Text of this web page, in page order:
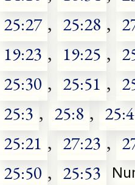
25:27 , 25:28 ,
19:23 , 19:25 ,
25:30 , 25:51 ,
25:3 , 25:8 , 25:4
25:21 , 27:23 ,
25:50 , 25:53